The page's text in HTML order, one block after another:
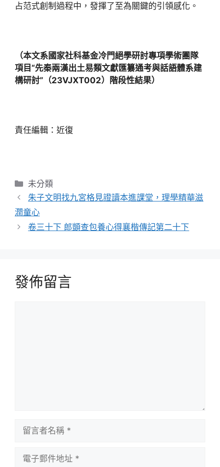
占范式創制過程中，發揮了至為關鍵的引領感化。
（本文系國家社科基金冷門絕學研討專項學術團隊
項目“先秦兩漢出土易類文獻匯纂通考與話語體系建
構研討”（23VJXT002）階段性結果）
責任編輯：近復
分
類
未分類
朱子文明找九宮格見證讀本進課堂，理學精華滋
潤童心
卷三十下 郎顗查包養心得襄楷傳記第二十下
發佈留言